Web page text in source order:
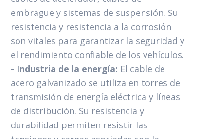
embrague y sistemas de suspensión. Su
resistencia y resistencia a la corrosión
son vitales para garantizar la seguridad y
el rendimiento confiable de los vehículos.
- Industria de la energía: El cable de
acero galvanizado se utiliza en torres de
transmisión de energía eléctrica y líneas
de distribución. Su resistencia y
durabilidad permiten resistir las